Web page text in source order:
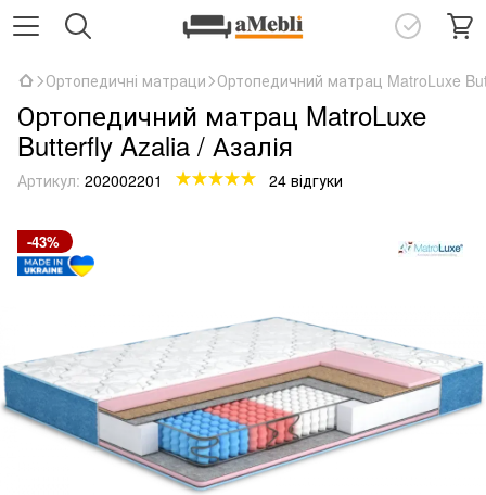
Ортопедичні матраци Ортопедичний матрац MatroLuxe
Ортопедичний матрац MatroLuxe
Butterfly Azalia / Азалія
Артикул: 202002201 24 відгуки
-43%